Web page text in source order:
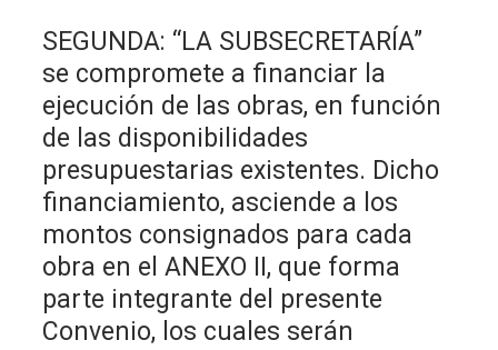
SEGUNDA: “LA SUBSECRETARÍA”
se compromete a financiar la
ejecución de las obras, en función
de las disponibilidades
presupuestarias existentes. Dicho
financiamiento, asciende a los
montos consignados para cada
obra en el ANEXO II, que forma
parte integrante del presente
Convenio, los cuales serán